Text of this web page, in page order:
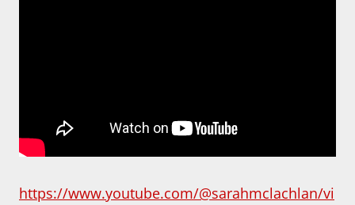
https://www.youtube.com/@sarahmclachlan/vi